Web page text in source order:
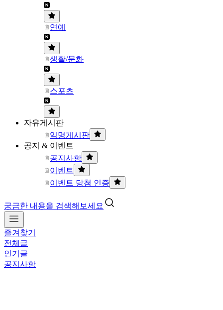
연예
생활/문화
스포츠
자유게시판
익명게시판
공지 & 이벤트
공지사항
이벤트
이벤트 당첨 인증
궁금한 내용을 검색해보세요
즐겨찾기
전체글
인기글
공지사항